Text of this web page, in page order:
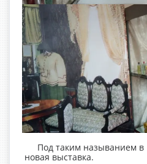
Под таким называнием в
новая выставка.